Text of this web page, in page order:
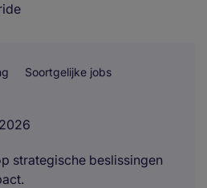
Soortgelijke jobs
strategische beslissingen